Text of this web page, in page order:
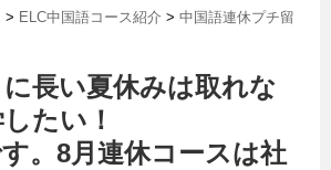
> ELC中国語コース紹介 > 中国語連休プチ留
長い夏休みは取れな
たい！
。8月連休コースは社